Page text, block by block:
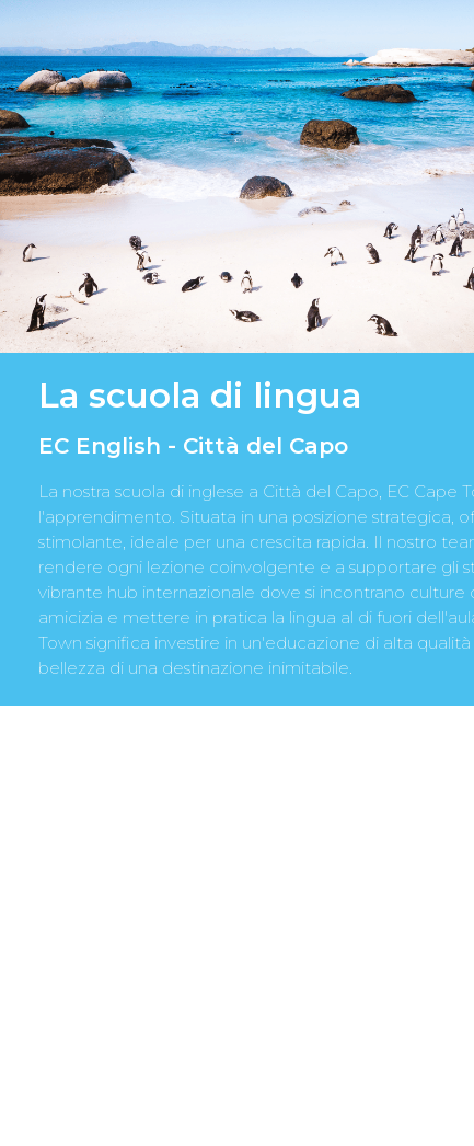
La scuola di lingua
EC English - Città del Capo
La nostra scuola di inglese a Città del Capo, EC
l'apprendimento. Situata in una posizione strategica,
stimolante, ideale per una crescita rapida. Il nostro
rendere ogni lezione coinvolgente e a supportare gli
vibrante hub internazionale dove si incontrano
amicizia e mettere in pratica la lingua al di fuori
Town significa investire in un'educazione di alta
bellezza di una destinazione inimitabile.